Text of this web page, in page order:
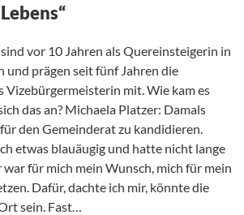
vor 10 Jahren als Quereinsteigerin in
und prägen seit fünf Jahren die
Vizebürgermeisterin mit. Wie kam es
das an? Michaela Platzer: Damals
den Gemeinderat zu kandidieren.
etwas blauäugig und hatte nicht lange
war für mich mein Wunsch, mich für mein
Dafür, dachte ich mir, könnte die
sein. Fast…